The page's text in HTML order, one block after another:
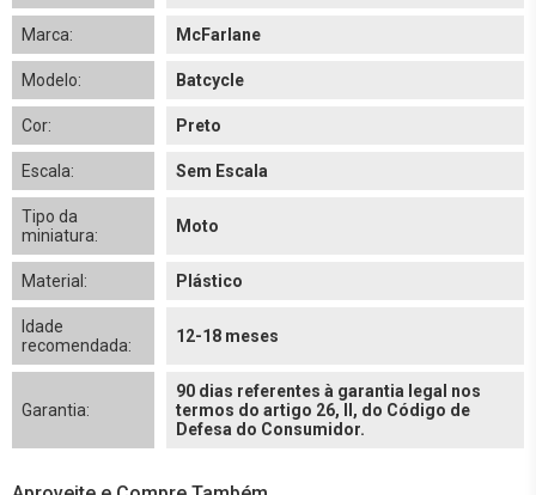
Marca: McFarlane
Modelo: Batcycle
Cor: Preto
Escala: Sem Escala
Tipo da
miniatura:
Moto
Material: Plástico
Idade
recomendada:
12-18 meses
Garantia:
90 dias referentes à garantia legal nos
termos do artigo 26, II, do Código de
Defesa do Consumidor.